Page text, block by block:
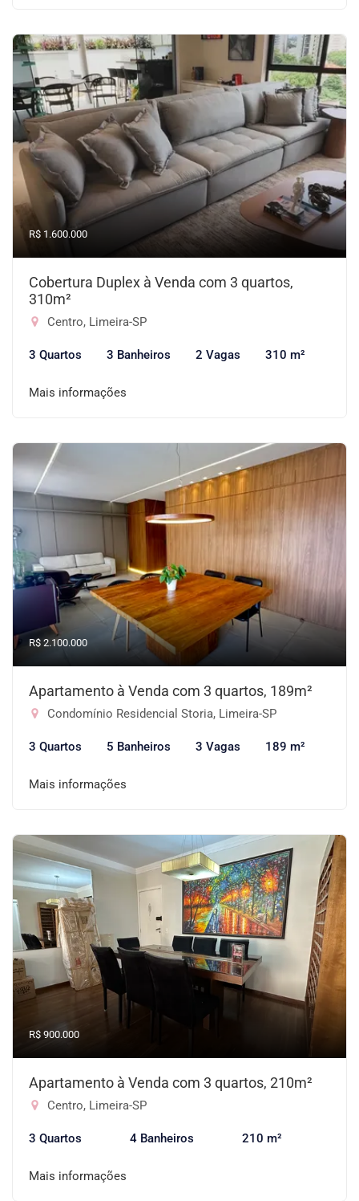
R$ 1.600.000
Cobertura Duplex à Venda com 3 quartos,
310m²
Centro, Limeira-SP
3 Quartos 3 Banheiros 2 Vagas 310 m²
Mais informações
R$ 2.100.000
Apartamento à Venda com 3 quartos, 189m²
Condomínio Residencial Storia, Limeira-SP
3 Quartos 5 Banheiros 3 Vagas 189 m²
Mais informações
R$ 900.000
Apartamento à Venda com 3 quartos, 210m²
Centro, Limeira-SP
3 Quartos 4 Banheiros 210 m²
Mais informações